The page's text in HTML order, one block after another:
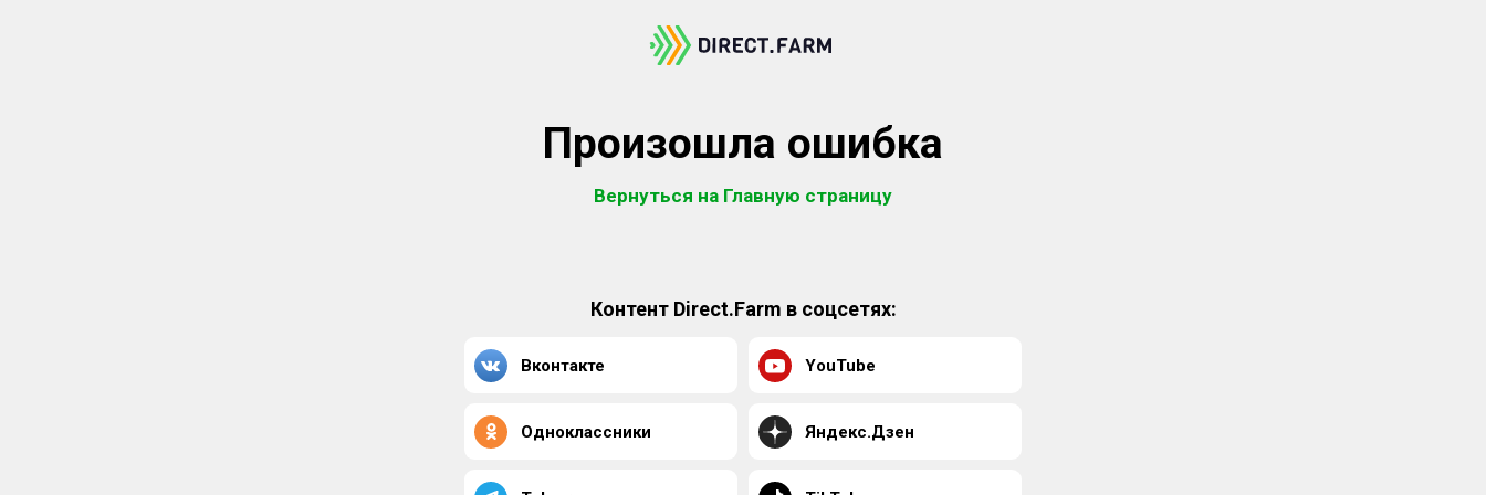
Произошла ошибка
Вернуться на Главную страницу
Контент Direct.Farm в соцсетях:
Вконтакте YouTube
Одноклассники Яндекс.Дзен